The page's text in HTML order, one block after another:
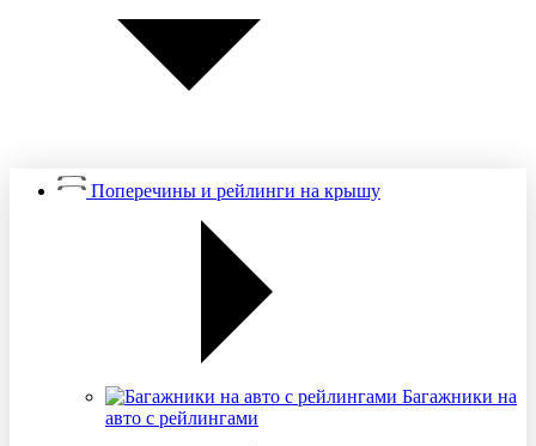
Поперечины и рейлинги на крышу
Багажники на
авто с рейлингами